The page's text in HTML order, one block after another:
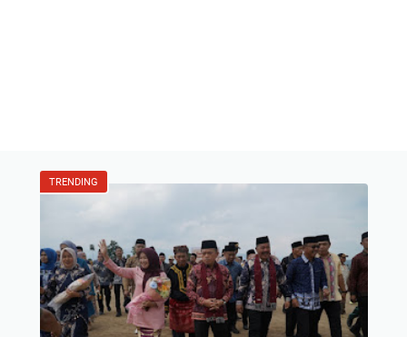
TRENDING